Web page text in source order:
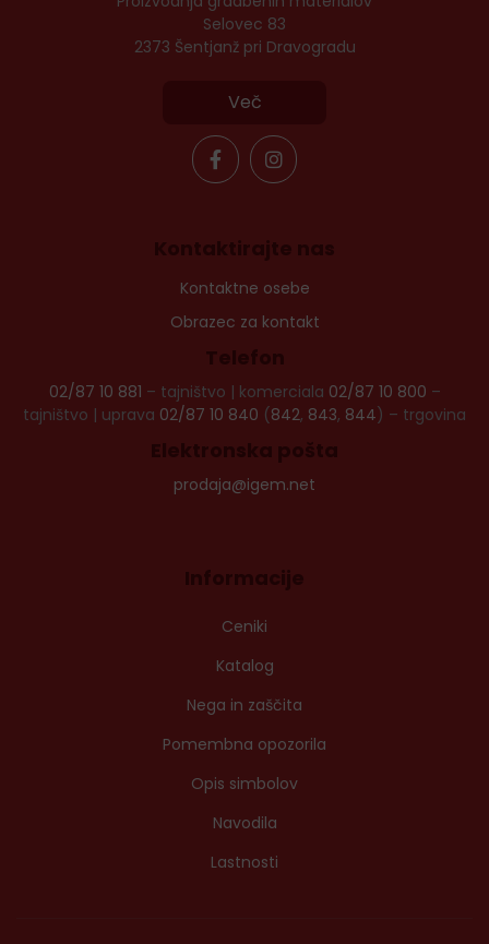
Selovec 83
2373 Šentjanž pri Dravogradu
Več
Kontaktirajte nas
Kontaktne osebe
Obrazec za kontakt
Telefon
02/87 10 881 – tajništvo | komerciala 02/87 10 800 –
tajništvo | uprava 02/87 10 840 (842, 843, 844) – trgovina
Elektronska pošta
prodaja@igem.net
Informacije
Ceniki
Katalog
Nega in zaščita
Pomembna opozorila
Opis simbolov
Navodila
Lastnosti